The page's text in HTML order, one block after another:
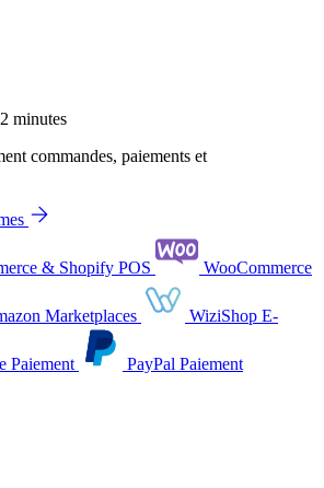
minutes
commandes, paiements et
& Shopify POS WooCommerce
Marketplaces WiziShop E-
Paiement PayPal Paiement